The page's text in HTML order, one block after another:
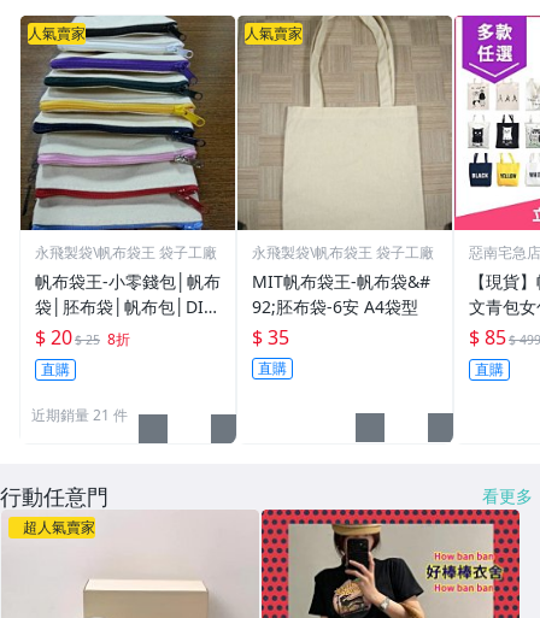
人氣賣家
永飛製袋\帆布袋王 袋子工廠
帆布袋王-小零錢包│帆布
袋│胚布袋│帆布包│DIY
蝶古巴特
$ 20$ 25 8折
直購
近期銷量 21 件
人氣賣家
永飛製袋\帆布袋王 袋子工廠
MIT帆布袋王-帆布袋&#
92;胚布袋-6安 A4袋型
$ 35
直購
惡南宅急店
【現貨
文青包
韓國文
店【
$ 85$ 499
直購
行動任意門 看更多
超人氣賣家